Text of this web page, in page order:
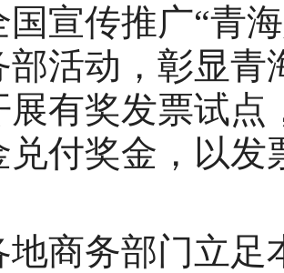
国宣传推广“青
部活动，彰显青
展有奖发票试点
兑付奖金，以发
务部门立足